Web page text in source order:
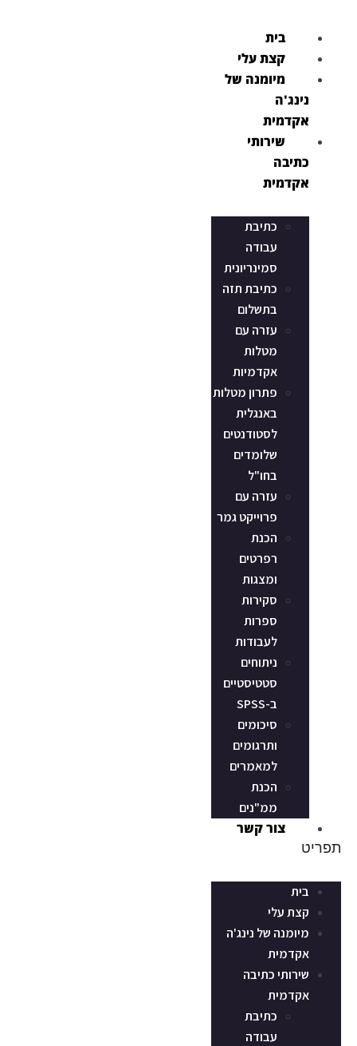
בית
קצת עלי
מיומנה של
נינג'ה
אקדמית
שירותי
כתיבה
אקדמית
כתיבת
עבודה
סמינריונית
כתיבת תזה
בתשלום
עזרה עם
מטלות
אקדמיות
פתרון מטלות
באנגלית
לסטודנטים
שלומדים
בחו"ל
עזרה עם
פרוייקט גמר
הכנת
רפרטים
ומצגות
סקירות
ספרות
לעבודות
ניתוחים
סטטיסטיים
ב-SPSS
סיכומים
ותרגומים
למאמרים
הכנת
ממ"נים
צור קשר
תפריט
בית
קצת עלי
מיומנה של נינג'ה
אקדמית
שירותי כתיבה
אקדמית
כתיבת
עבודה